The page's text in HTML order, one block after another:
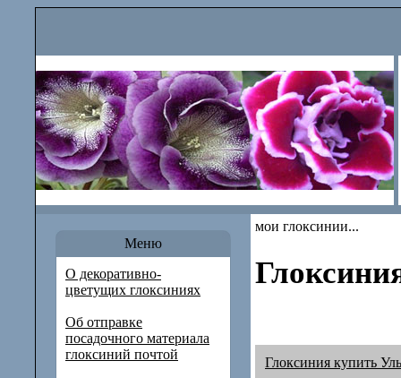
Меню
О декоративно-
цветущих глоксиниях
Об отправке
посадочного материала
глоксиний почтой
мои глоксинии...
Глоксиния купить